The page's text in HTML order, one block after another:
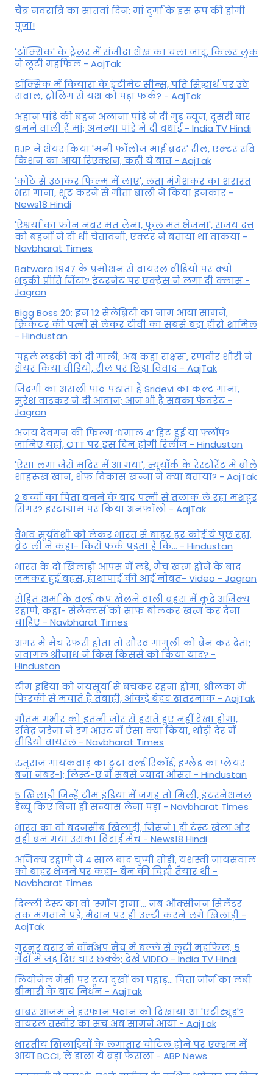
चैत्र नवरात्रि का सातवां दिन: मां दुर्गा के इस रूप की होगी
पूजा!
'टॉक्सिक' के ट्रेलर में संजीदा शेख का चला जादू, किलर लुक
ने लूटी महफिल - AajTak
टॉक्सिक में कियारा के इंटीमेट सीन्स, पति सिद्धार्थ पर उठे
सवाल, ट्रोलिंग से यश को पड़ा फर्क? - AajTak
अहान पांडे की बहन अलाना पांडे ने दी गुड न्यूज, दूसरी बार
बनने वाली हैं मां; अनन्या पांडे ने दी बधाई - India TV Hindi
BJP ने शेयर किया 'मनी फॉलोज माई ब्रदर' रील, एक्टर रवि
किशन का आया रिएक्शन, कही ये बात - AajTak
'कोठे से उठाकर फिल्म में लाए', लता मंगेशकर का शरारत
भरा गाना, शूट करने से गीता बाली ने किया इनकार -
News18 Hindi
'ऐश्वर्या का फोन नंबर मत लेना, फूल मत भेजना', संजय दत्त
को बहनों ने दी थी चेतावनी, एक्टर ने बताया था वाकया -
Navbharat Times
Batwara 1947 के प्रमोशन से वायरल वीडियो पर क्यों
भड़की प्रीति जिंटा? इंटरनेट पर एक्ट्रेस ने लगा दी क्लास -
Jagran
Bigg Boss 20: इन 12 सेलेब्रिटी का नाम आया सामने,
क्रिकेटर की पत्नी से लेकर टीवी का सबसे बड़ा हीरो शामिल
- Hindustan
'पहले लड़की को दी गाली, अब कहा राक्षस', रणवीर शौरी ने
शेयर किया वीडियो, रील पर छिड़ा विवाद - AajTak
जिंदगी का असली पाठ पढ़ाता है Sridevi का कल्ट गाना,
सुरेश वाडकर ने दी आवाज; आज भी है सबका फेवरेट -
Jagran
अजय देवगन की फिल्म ‘धमाल 4’ हिट हुई या फ्लॉप?
जानिए यहां, OTT पर इस दिन होगी रिलीज - Hindustan
'ऐसा लगा जैसे मंदिर में आ गया', न्यूयॉर्क के रेस्टोरेंट में बोले
शाहरुख खान, शेफ विकास खन्ना ने क्या बताया? - AajTak
2 बच्चों का पिता बनने के बाद पत्नी से तलाक ले रहा मशहूर
सिंगर? इंस्टाग्राम पर किया अनफॉलो - AajTak
वैभव सूर्यवंशी को लेकर भारत से बाहर हर कोई ये पूछ रहा,
ब्रेट ली ने कहा- किसे फर्क पड़ता है कि… - Hindustan
भारत के दो खिलाड़ी आपस में लड़े, मैच खत्म होने के बाद
जमकर हुई बहस, हाथापाई की आई नौबत- Video - Jagran
रोहित शर्मा के वर्ल्ड कप खेलने वाली बहस में कूदे अजिंक्य
रहाणे, कहा- सेलेक्टर्स को साफ बोलकर खत्म कर देना
चाहिए - Navbharat Times
अगर मैं मैच रेफरी होता तो सौरव गांगुली को बैन कर देता;
जवागल श्रीनाथ ने किस किससे को किया याद? -
Hindustan
टीम इंडिया को जयसूर्या से बचकर रहना होगा, श्रीलंका में
फिरकी से मचाते हैं तबाही, आंकड़े बेहद खतरनाक - AajTak
गौतम गंभीर को इतनी जोर से हंसते हुए नहीं देखा होगा,
रविंद्र जडेजा ने डग आउट में ऐसा क्या किया, थोड़ी देर में
वीडियो वायरल - Navbharat Times
रुतुराज गायकवाड़ का टूटा वर्ल्ड रिकॉर्ड, इंग्लैंड का प्लेयर
बना नंबर-1; लिस्ट-ए में सबसे ज्यादा औसत - Hindustan
5 खिलाड़ी जिन्हें टीम इंडिया में जगह तो मिली, इंटरनेशनल
डेब्यू किए बिना ही संन्यास लेना पड़ा - Navbharat Times
भारत का वो बदनसीब खिलाड़ी, जिसने 1 ही टेस्ट खेला और
वही बन गया उसका विदाई मैच - News18 Hindi
अजिंक्य रहाणे ने 4 साल बाद चुप्पी तोड़ी, यशस्वी जायसवाल
को बाहर भेजने पर कहा- बैन की चिट्ठी तैयार थी -
Navbharat Times
दिल्ली टेस्ट का वो 'स्मॉग ड्रामा'... जब ऑक्सीजन सिलेंडर
तक मंगवाने पड़े, मैदान पर ही उल्टी करने लगे खिलाड़ी -
AajTak
गुरनूर बरार ने वॉर्मअप मैच में बल्ले से लूटी महफिल, 5
गेंदों में जड़ दिए चार छक्के; देखें VIDEO - India TV Hindi
लियोनेल मेसी पर टूटा दुखों का पहाड़... पिता जॉर्ज का लंबी
बीमारी के बाद निधन - AajTak
बाबर आजम ने इरफान पठान को दिखाया था 'एटीट्यूड'?
वायरल तस्वीर का सच अब सामने आया - AajTak
भारतीय खिलाड़ियों के लगातार चोटिल होने पर एक्शन में
आया BCCI, ले डाला ये बड़ा फैसला - ABP News